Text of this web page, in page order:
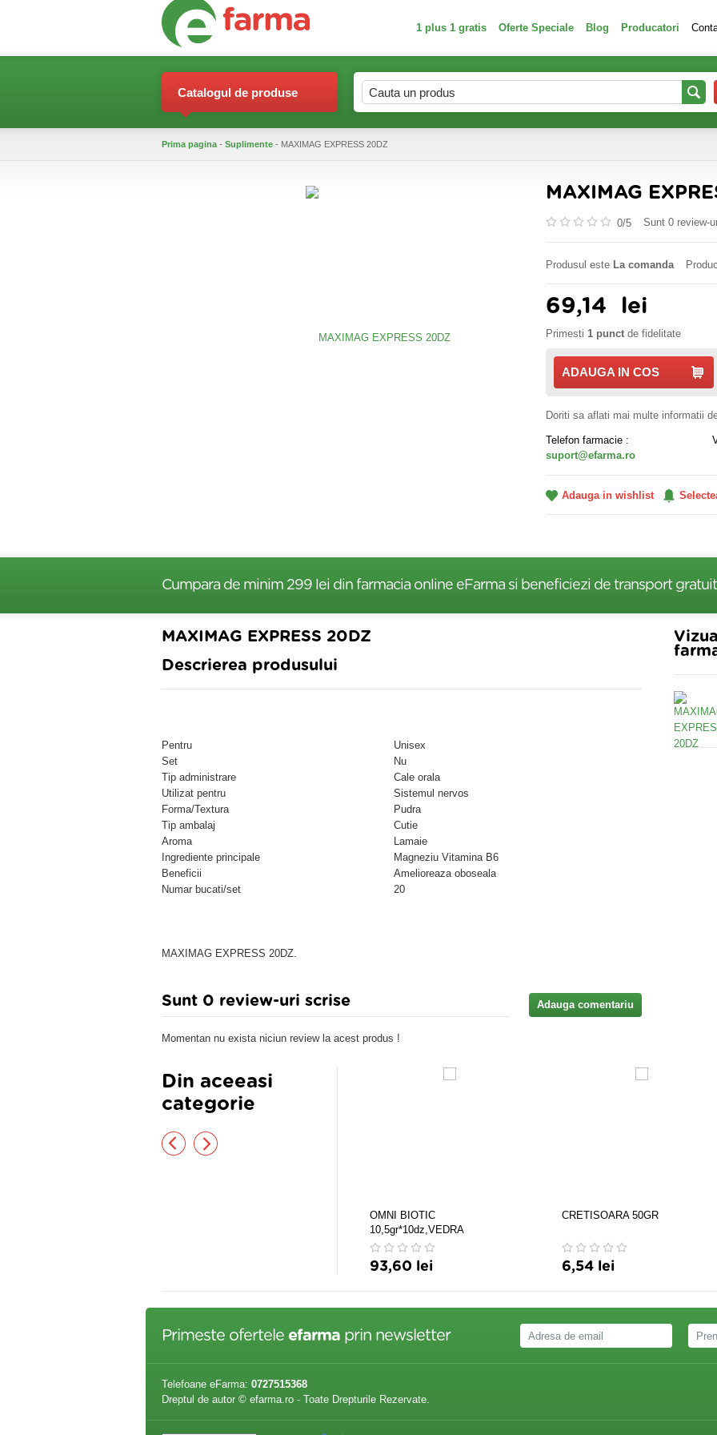
1 plus 1 gratis Oferte Speciale Blog Producatori
Catalogul de produse
Prima pagina - Suplimente - MAXIMAG EXPRESS 20DZ
MAXIMAG
0/5 Sunt 0 review-
Produsul este La comanda
69,14 lei
Primesti 1 punct de fidelitate
ADAUGA IN COS
Doriti sa aflati mai multe informatii
Telefon farmacie :
suport@efarma.ro
Adauga in wishlist
Cumpara de minim 299 lei din farmacia online eFarma si beneficiezi de transport
MAXIMAG EXPRESS 20DZ
Descrierea produsului
Pentru
Unisex
Set
Nu
Tip administrare
Cale orala
Utilizat pentru
Sistemul nervos
Forma/Textura
Pudra
Tip ambalaj
Cutie
Aroma
Lamaie
Ingrediente principale
Magneziu Vitamina B6
Beneficii
Amelioreaza oboseala
Numar bucati/set
20
MAXIMAG EXPRESS 20DZ.
Sunt 0 review-uri scrise Adauga comentariu
Momentan nu exista niciun review la acest produs !
Din aceeasi
categorie
OMNI BIOTIC
10,5gr*10dz,VEDRA
93,60 lei
CRETISOARA 50GR
6,54 lei
Primeste ofertele efarma prin newsletter
Telefoane eFarma: 0727515368
Dreptul de autor © efarma.ro - Toate Drepturile Rezervate.